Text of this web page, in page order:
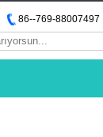
86--769-88007497